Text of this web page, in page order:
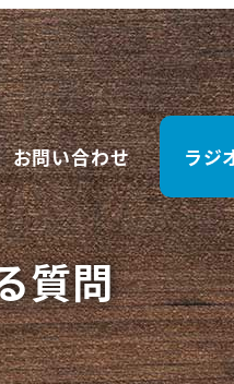
お問い合わせ ラジ
質問